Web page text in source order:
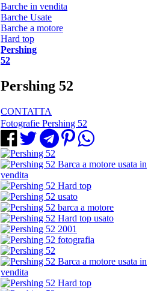
Barche in vendita
Barche Usate
Barche a motore
Hard top
Pershing
52
Pershing 52
CONTATTA
Fotografie Pershing 52